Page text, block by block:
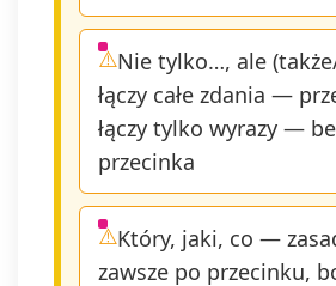
Nie tylko…, ale
łączy całe zdania —
łączy tylko wyrazy —
przecinka
Który, jaki, co —
zawsze po przecinku,